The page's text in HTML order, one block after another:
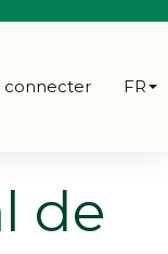
connecter FR
de